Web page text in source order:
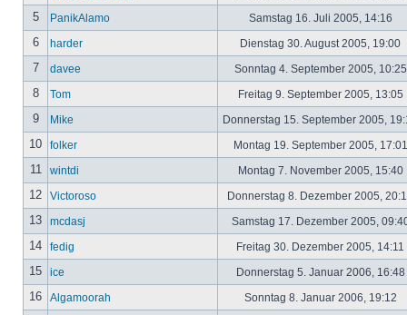
5 PanikAlamo Samstag 16. Juli 2005, 14:16
6 harder Dienstag 30. August 2005, 19:00
7 davee Sonntag 4. September 2005,
8 Tom Freitag 9. September 2005, 13:05
9 Mike Donnerstag 15. September 2005,
10 folker Montag 19. September 2005,
11 wintdi Montag 7. November 2005, 15:40
12 Victoroso Donnerstag 8. Dezember 2005,
13 mcdasj Samstag 17. Dezember 2005,
14 fedig Freitag 30. Dezember 2005, 14:11
15 ice Donnerstag 5. Januar 2006, 16:48
16 Algamoorah Sonntag 8. Januar 2006, 19:12